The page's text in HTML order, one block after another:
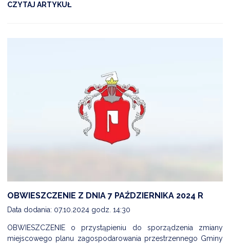
CZYTAJ ARTYKUŁ
OBWIESZCZENIE Z DNIA 7 PAŹDZIERNIKA 2024 R
Data dodania: 07.10.2024 godz. 14:30
OBWIESZCZENIE o przystąpieniu do sporządzenia zmiany
miejscowego planu zagospodarowania przestrzennego Gminy